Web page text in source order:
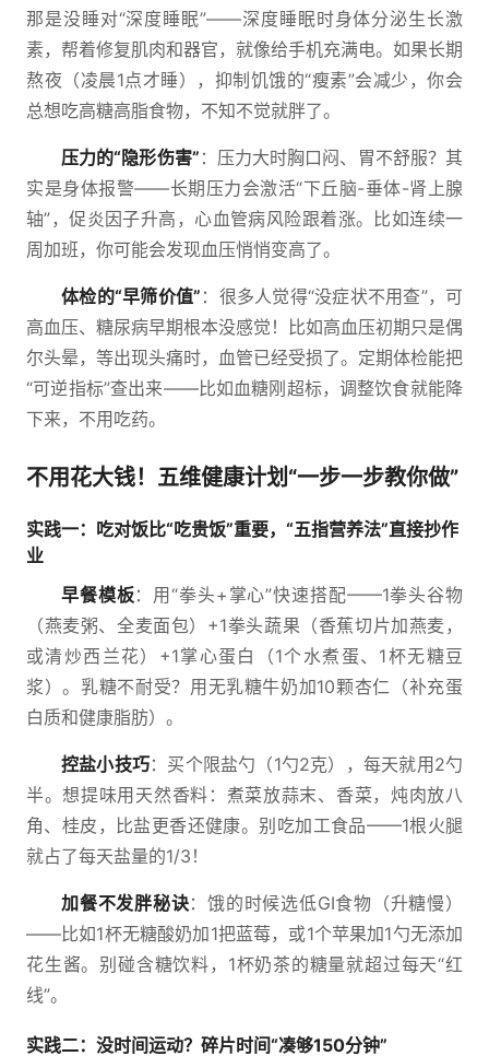
那是没睡对“深度睡眠”——深度睡眠时身体分泌生长激
素，帮着修复肌肉和器官，就像给手机充满电。如果长期
熬夜（凌晨1点才睡），抑制饥饿的“瘦素”会减少，你会
总想吃高糖高脂食物，不知不觉就胖了。
压力的“隐形伤害” ：压力大时胸口闷、胃不舒服？其
实是身体报警——长期压力会激活“下丘脑-垂体-肾上腺
轴”，促炎因子升高，心血管病风险跟着涨。比如连续一
周加班，你可能会发现血压悄悄变高了。
体检的“早筛价值” ：很多人觉得“没症状不用查”，可
高血压、糖尿病早期根本没感觉！比如高血压初期只是偶
尔头晕，等出现头痛时，血管已经受损了。定期体检能把
“可逆指标”查出来——比如血糖刚超标，调整饮食就能降
下来，不用吃药。
不用花大钱！五维健康计划“一步一步教你做”
实践一：吃对饭比“吃贵饭”重要，“五指营养法”直接抄作
业
早餐模板：用“拳头+掌心”快速搭配——1拳头谷物
（燕麦粥、全麦面包）+1拳头蔬果（香蕉切片加燕麦，
或清炒西兰花）+1掌心蛋白（1个水煮蛋、1杯无糖豆
浆）。乳糖不耐受？用无乳糖牛奶加10颗杏仁（补充蛋
白质和健康脂肪）。
控盐小技巧：买个限盐勺（1勺2克），每天就用2勺
半。想提味用天然香料：煮菜放蒜末、香菜，炖肉放八
角、桂皮，比盐更香还健康。别吃加工食品——1根火腿
就占了每天盐量的1/3！
加餐不发胖秘诀：饿的时候选低GI食物（升糖慢）
——比如1杯无糖酸奶加1把蓝莓，或1个苹果加1勺无添加
花生酱。别碰含糖饮料，1杯奶茶的糖量就超过每天“红
线”。
实践二：没时间运动？碎片时间“凑够150分钟”